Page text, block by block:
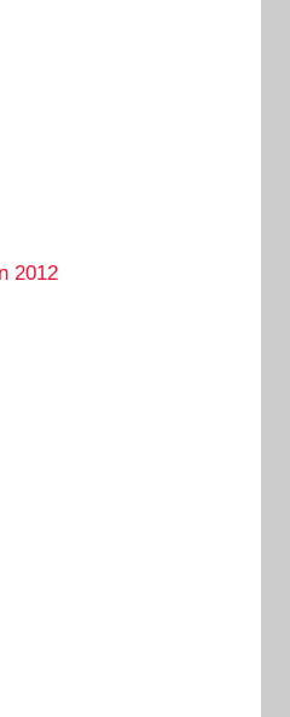
2012